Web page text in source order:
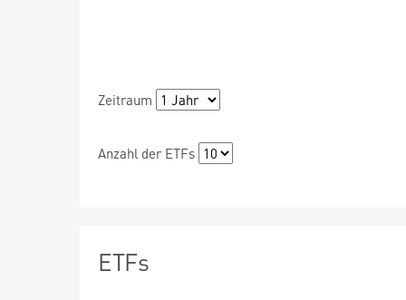
Zeitraum
Anzahl der ETFs
ETFs